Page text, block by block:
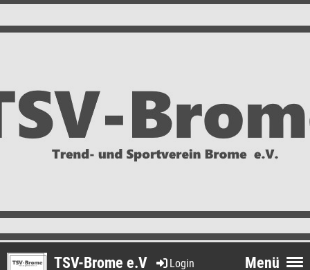
Menü
Login
TSV-Brome e.V